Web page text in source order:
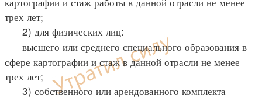
трех лет;
2) для физических лиц:
высшего или среднего специального образования в
сфере картографии и стаж в данной отрасли не менее
трех лет;
3) собственного или арендованного комплекта